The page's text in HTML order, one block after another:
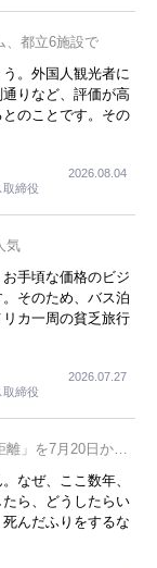
、都立6施設で
。外国人観光者に
りなど、評価が高
のことです。その
れれば、日本人に
。
取締役
2026.08.04
気
手頃な価格のビジ
そのため、バス泊
カ一周の貧乏旅行
方から夜の便を利
からできたことで
たと聞くと、疲れ
取締役
2026.07.27
離」を7月20日から
なぜ、ここ数年、
ら、どうしたらい
んだふりをするな
の企画展はタイム